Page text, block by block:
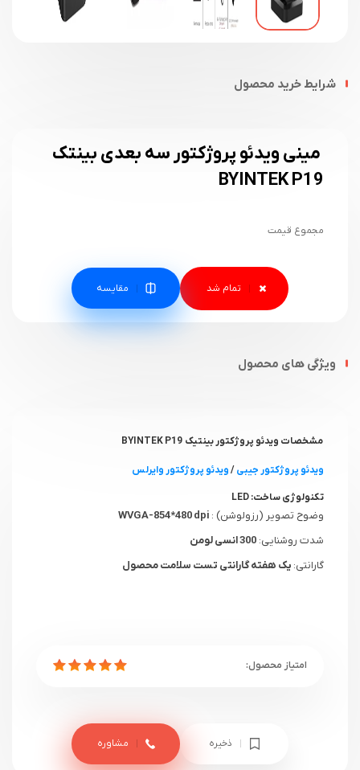
شرایط خرید محصول
مینی ویدئو پروژکتور سه بعدی بینتک
BYINTEK P19
مجموع قیمت
مقایسه
ویژگی های محصول
مشخصات ویدئو پروژکتور بینتیک BYINTEK P19
ویدئو پروژکتور جیبی/ویدئو پروژکتور وایرلس
تکنولوژی ساخت:LED
وضوح تصویر (رزولوشن) :
شدت روشنایی: 300 انسی لومن
گارانتی: یک هفته گارانتی تست سلامت محصول
ذخیره مشاوره